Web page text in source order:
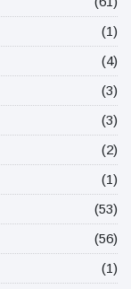
(1)
(4)
(3)
(3)
(2)
(1)
(53)
(56)
(1)